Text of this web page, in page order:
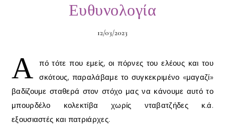
Ευθυνολογία
12/03/2023
Α
πό τότε που εμείς, οι πόρνες του ελέους και του
σκότους, παραλάβαμε το συγκεκριμένο «μαγαζί»
βαδίζουμε σταθερά στον στόχο μας να κάνουμε αυτό το
μπουρδέλο κολεκτίβα χωρίς νταβατζήδες κ.ά.
εξουσιαστές και πατριάρχες.